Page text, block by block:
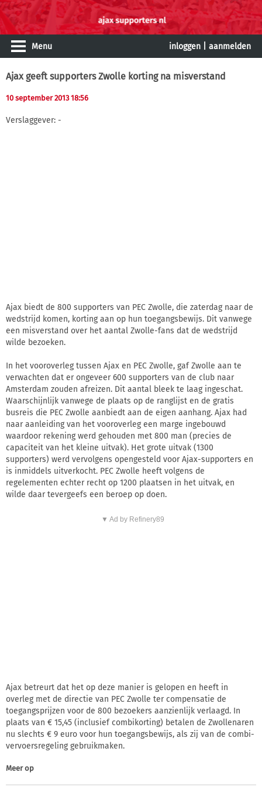
Menu inloggen aanmelden
Ajax geeft supporters Zwolle korting na misverstand
10 september 2013 18:56
Verslaggever: -
Ajax biedt de 800 supporters van PEC Zwolle, die zaterdag naar de
wedstrijd komen, korting aan op hun toegangsbewijs. Dit vanwege
een misverstand over het aantal Zwolle-fans dat de wedstrijd
wilde bezoeken.
In het vooroverleg tussen Ajax en PEC Zwolle, gaf Zwolle aan te
verwachten dat er ongeveer 600 supporters van de club naar
Amsterdam zouden afreizen. Dit aantal bleek te laag ingeschat.
Waarschijnlijk vanwege de plaats op de ranglijst en de gratis
busreis die PEC Zwolle aanbiedt aan de eigen aanhang. Ajax had
naar aanleiding van het vooroverleg een marge ingebouwd
waardoor rekening werd gehouden met 800 man (precies de
capaciteit van het kleine uitvak). Het grote uitvak (1300
supporters) werd vervolgens opengesteld voor Ajax-supporters en
is inmiddels uitverkocht. PEC Zwolle heeft volgens de
regelementen echter recht op 1200 plaatsen in het uitvak, en
wilde daar tevergeefs een beroep op doen.
▼ Ad by Refinery89
Ajax betreurt dat het op deze manier is gelopen en heeft in
overleg met de directie van PEC Zwolle ter compensatie de
toegangsprijzen voor de 800 bezoekers aanzienlijk verlaagd. In
plaats van € 15,45 (inclusief combikorting) betalen de Zwollenaren
nu slechts € 9 euro voor hun toegangsbewijs, als zij van de combi-
vervoersregeling gebruikmaken.
Meer op